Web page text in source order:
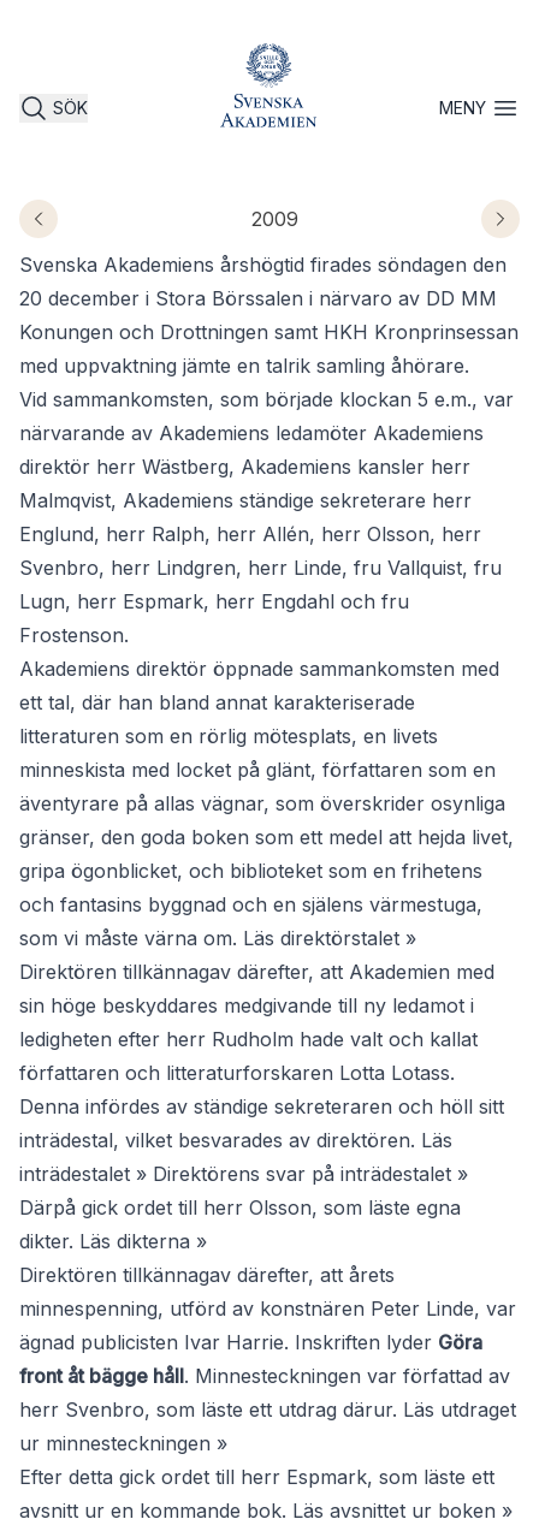
SÖK MENYÖppna
2009
Svenska Akademiens årshögtid firades söndagen den
20 december i Stora Börssalen i närvaro av DD MM
Konungen och Drottningen samt HKH Kronprinsessan
med uppvaktning jämte en talrik samling åhörare.
Vid sammankomsten, som började klockan 5 e.m., var
närvarande av Akademiens ledamöter Akademiens
direktör herr Wästberg, Akademiens kansler herr
Malmqvist, Akademiens ständige sekreterare herr
Englund, herr Ralph, herr Allén, herr Olsson, herr
Svenbro, herr Lindgren, herr Linde, fru Vallquist, fru
Lugn, herr Espmark, herr Engdahl och fru
Frostenson.
Akademiens direktör öppnade sammankomsten med
ett tal, där han bland annat karakteriserade
litteraturen som en rörlig mötesplats, en livets
minneskista med locket på glänt, författaren som en
äventyrare på allas vägnar, som överskrider osynliga
gränser, den goda boken som ett medel att hejda livet,
gripa ögonblicket, och biblioteket som en frihetens
och fantasins byggnad och en själens värmestuga,
som vi måste värna om. Läs direktörstalet »
Direktören tillkännagav därefter, att Akademien med
sin höge beskyddares medgivande till ny ledamot i
ledigheten efter herr Rudholm hade valt och kallat
författaren och litteraturforskaren Lotta Lotass.
Denna infördes av ständige sekreteraren och höll sitt
inträdestal, vilket besvarades av direktören. Läs
inträdestalet » Direktörens svar på inträdestalet »
Därpå gick ordet till herr Olsson, som läste egna
dikter. Läs dikterna »
Direktören tillkännagav därefter, att årets
minnespenning, utförd av konstnären Peter Linde, var
ägnad publicisten Ivar Harrie. Inskriften lyder Göra
front åt bägge håll. Minnesteckningen var författad av
herr Svenbro, som läste ett utdrag därur. Läs utdraget
ur minnesteckningen »
Efter detta gick ordet till herr Espmark, som läste ett
avsnitt ur en kommande bok. Läs avsnittet ur boken »